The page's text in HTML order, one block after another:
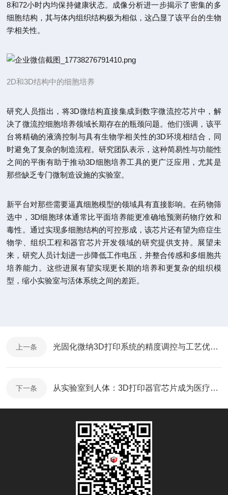
8和72小时内均保持健康状态。成像分析进一步揭示了密集的多
细胞结构，其与体内组织结构极为相似，这凸显了该平台的生物
学相关性。
2D和3D结构中的细胞培养
研究人员指出，将3D微结构直接集成到数字微流控芯片中，解
决了微流控细胞培养领域长期存在的瓶颈问题。他们强调，该平
台将精确的液滴控制与具有生物学相关性的3D环境相结合，同
时避免了复杂的制造流程。研究团队表示，这种简易性与功能性
之间的平衡有助于推动3D细胞培养工具的更广泛应用，尤其是
那些缺乏专门微制造设施的实验室。
新平台对那些需要逼真细胞模型的领域具有直接影响。在药物筛
选中，3D细胞球体通常比平面培养能更准确地预测药物疗效和
毒性。通过实现多细胞结构的可控形成，该芯片还有望为癌症生
物学、组织工程和器官芯片开发领域的研究提供支持。展望未
来，研究人员计划进一步降低工作电压，并整合传感和多细胞共
培养能力。这些进展有望实现更长期的培养和更复杂的组织模
型，缩小实验室与活体系统之间的差距。
上一条 光固化微纳3D打印系统的精度调控与工艺优化研究
下一条 从实验室到人体：3D打印器官芯片成为医疗研发新基石